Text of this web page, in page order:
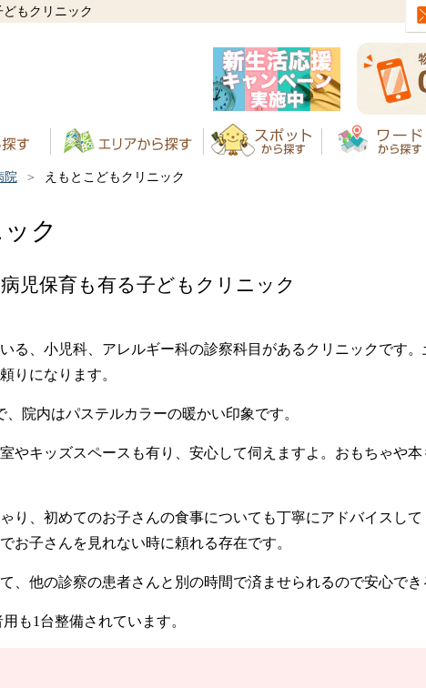
もクリニック
院 えもとこどもクリニック
ク
児保育も有る子どもクリニック
る、小児科、アレルギー科の診察科目があるクリニックです
りになります。
院内はパステルカラーの暖かい印象です。
やキッズスペースも有り、安心して伺えますよ。おもちゃや
り、初めてのお子さんの食事についても丁寧にアドバイスし
お子さんを見れない時に頼れる存在です。
、他の診察の患者さんと別の時間で済ませられるので安心でき
も1台整備されています。